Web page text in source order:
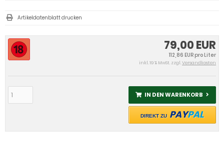
79,00 EUR
112,86 EUR pro Liter
inkl. 19 % MwSt. zzgl.Versandkosten
IN DEN WARENKORB
DIREKT ZU PAYPAL
Artikeldatenblatt drucken